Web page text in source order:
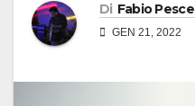
Di Fabio Pesce
GEN 21, 2022